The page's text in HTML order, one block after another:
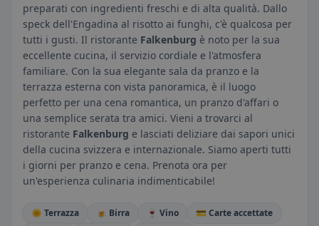
preparati con ingredienti freschi e di alta qualità. Dallo
speck dell'Engadina al risotto ai funghi, c'è qualcosa per
tutti i gusti. Il ristorante Falkenburg è noto per la sua
eccellente cucina, il servizio cordiale e l'atmosfera
familiare. Con la sua elegante sala da pranzo e la
terrazza esterna con vista panoramica, è il luogo
perfetto per una cena romantica, un pranzo d'affari o
una semplice serata tra amici. Vieni a trovarci al
ristorante Falkenburg e lasciati deliziare dai sapori unici
della cucina svizzera e internazionale. Siamo aperti tutti
i giorni per pranzo e cena. Prenota ora per
un'esperienza culinaria indimenticabile!
🌞 Terrazza 🍺 Birra 🍷 Vino
💳 Carte accettate